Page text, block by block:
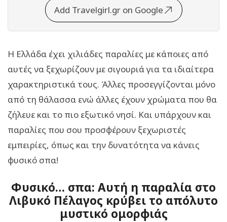
Add Travelgirl.gr on Google
Η Ελλάδα έχει χιλιάδες παραλίες με κάποιες από
αυτές να ξεχωρίζουν με σιγουριά για τα ιδιαίτερα
χαρακτηριστικά τους. Άλλες προσεγγίζονται μόνο
από τη θάλασσα ενώ άλλες έχουν χρώματα που θα
ζήλευε και το πιο εξωτικό νησί. Και υπάρχουν και
παραλίες που σου προσφέρουν ξεχωριστές
εμπειρίες, όπως και την δυνατότητα να κάνεις
φυσικό σπα!
Φυσικό… σπα: Αυτή η παραλία στο
Λιβυκό Πέλαγος κρύβει το απόλυτο
μυστικό ομορφιάς